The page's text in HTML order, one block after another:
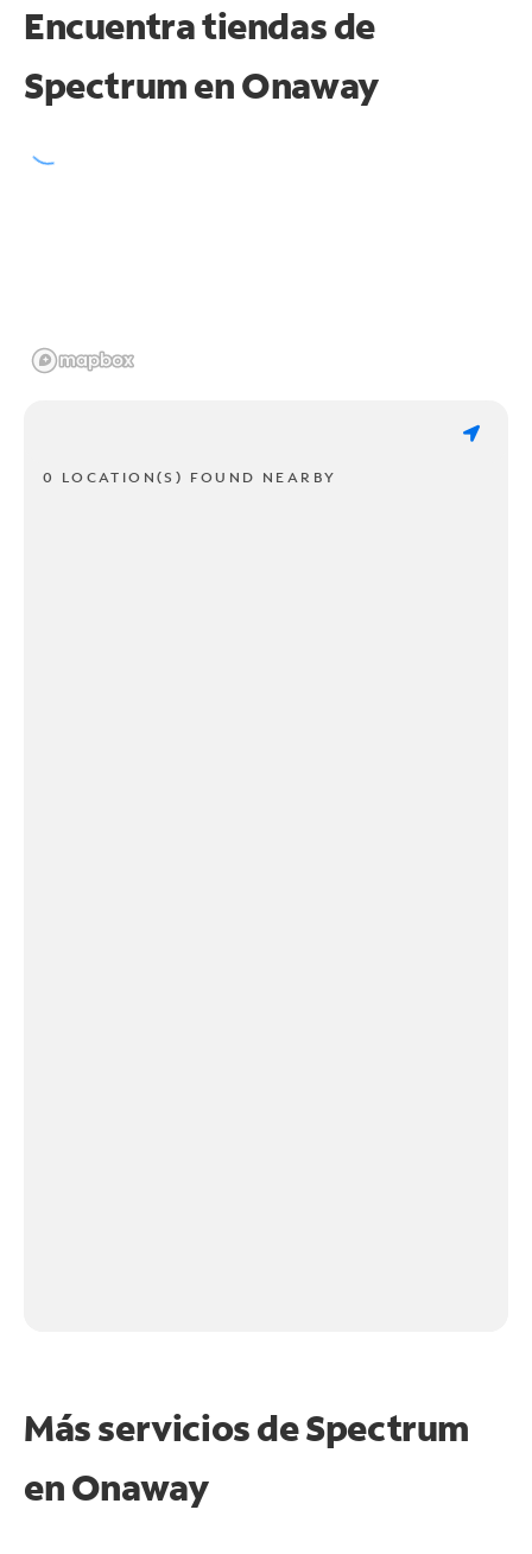
Encuentra tiendas de
Spectrum enOnaway
0 LOCATION(S) FOUND NEARBY
Más servicios de Spectrum
enOnaway